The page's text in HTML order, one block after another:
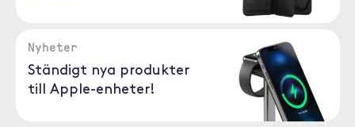
Nyheter
Ständigt nya produkter
till Apple-enheter!